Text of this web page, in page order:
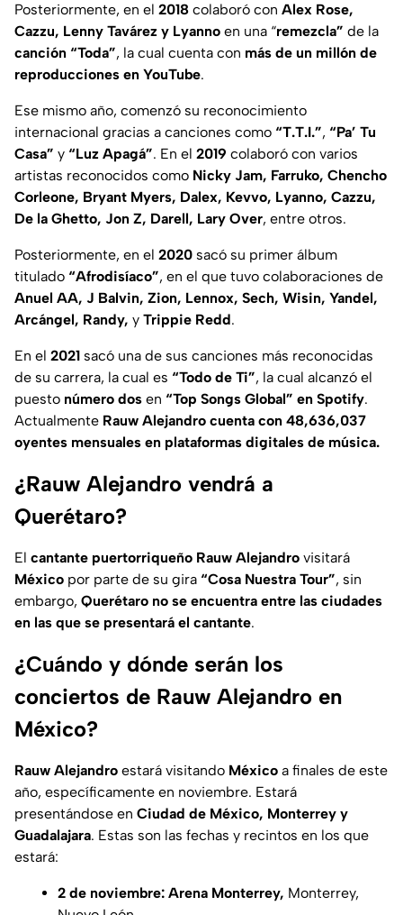
Posteriormente, en el 2018 colaboró con Alex Rose,
Cazzu, Lenny Tavárez y Lyanno en una “remezcla” de la
canción “Toda”, la cual cuenta con más de un millón de
reproducciones en YouTube.
Ese mismo año, comenzó su reconocimiento
internacional gracias a canciones como “T.T.I.”, “Pa’ Tu
Casa” y “Luz Apagá”. En el 2019 colaboró con varios
artistas reconocidos como Nicky Jam, Farruko, Chencho
Corleone, Bryant Myers, Dalex, Kevvo, Lyanno, Cazzu,
De la Ghetto, Jon Z, Darell, Lary Over, entre otros.
Posteriormente, en el 2020 sacó su primer álbum
titulado “Afrodisíaco”, en el que tuvo colaboraciones de
Anuel AA, J Balvin, Zion, Lennox, Sech, Wisin, Yandel,
Arcángel, Randy, y Trippie Redd.
En el 2021 sacó una de sus canciones más reconocidas
de su carrera, la cual es “Todo de Ti”, la cual alcanzó el
puesto número dos en “Top Songs Global” en Spotify.
Actualmente Rauw Alejandro cuenta con 48,636,037
oyentes mensuales en plataformas digitales de música.
¿Rauw Alejandro vendrá a
Querétaro?
El cantante puertorriqueño Rauw Alejandro visitará
México por parte de su gira “Cosa Nuestra Tour”, sin
embargo, Querétaro no se encuentra entre las ciudades
en las que se presentará el cantante.
¿Cuándo y dónde serán los
conciertos de Rauw Alejandro en
México?
Rauw Alejandro estará visitando México a finales de este
año, específicamente en noviembre. Estará
presentándose en Ciudad de México, Monterrey y
Guadalajara. Estas son las fechas y recintos en los que
estará:
2 de noviembre: Arena Monterrey, Monterrey,